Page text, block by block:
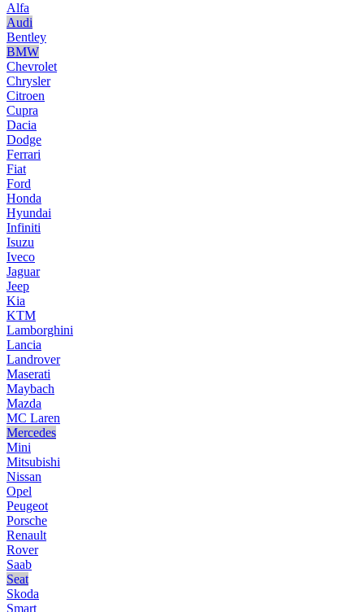
Alfa
Audi
Bentley
BMW
Chevrolet
Chrysler
Citroen
Cupra
Dacia
Dodge
Ferrari
Fiat
Ford
Honda
Hyundai
Infiniti
Isuzu
Iveco
Jaguar
Jeep
Kia
KTM
Lamborghini
Lancia
Landrover
Maserati
Maybach
Mazda
MC Laren
Mercedes
Mini
Mitsubishi
Nissan
Opel
Peugeot
Porsche
Renault
Rover
Saab
Seat
Skoda
Smart